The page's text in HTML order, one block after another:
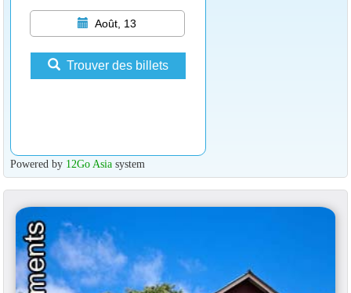
Août, 13
Trouver des billets
Powered by 12Go Asiasystem